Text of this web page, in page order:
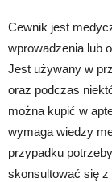
Cewnik jest
wprowadzenia lub
Jest używany w
oraz podczas
można kupić w
wymaga wiedzy
przypadku
skonsultować się